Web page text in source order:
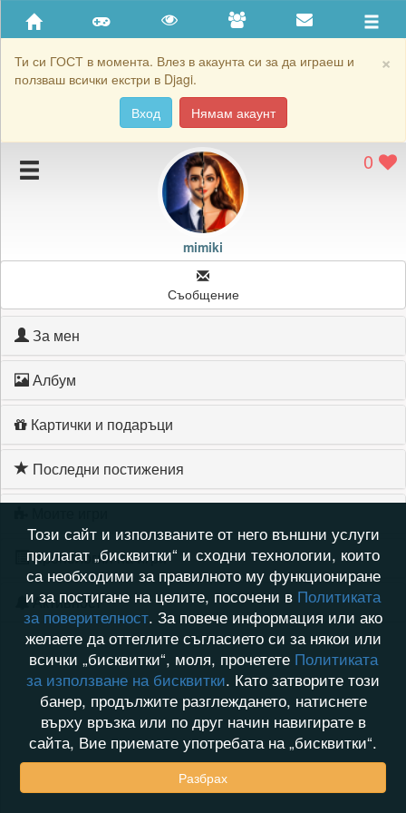
×
Ти си ГОСТ в момента. Влез в акаунта си за да играеш и
ползваш всички екстри в Djagi.
Вход
Нямам акаунт
Приятели
Хронология на игри
Подаръците на mimiki
Картичките на mimiki
0
mimiki
Съобщение
За мен
Албум
Картички и подаръци
Последни постижения
Хронология на игри
Активност
Този сайт и използваните от него външни услуги
прилагат „бисквитки“ и сходни технологии, които
са необходими за правилното му функциониране
и за постигане на целите, посочени в Политиката
за поверителност. За повече информация или ако
желаете да оттеглите съгласието си за някои или
всички „бисквитки“, моля, прочетете Политиката
за използване на бисквитки. Като затворите този
банер, продължите разглеждането, натиснете
върху връзка или по друг начин навигирате в
сайта, Вие приемате употребата на „бисквитки“.
Разбрах